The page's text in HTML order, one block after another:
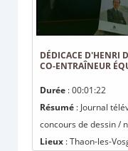
DÉDICACE D'HENRI
CO-ENTRAÎNEUR
Durée : 00:01:22
Résumé : Journal
concours de dessin /
Lieux : Thaon-les-